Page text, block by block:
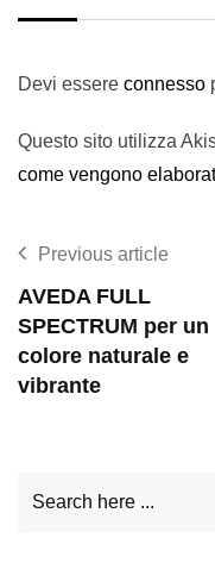
Devi essere connesso
Questo sito utilizza
come vengono
Previous article
AVEDA FULL
SPECTRUM per un
colore naturale e
vibrante